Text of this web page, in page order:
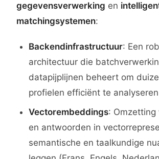
gegevensverwerking en
matchingsystemen:
Backendinfrastructuur: Een
architectuur die
datapijplijnen beheert om
profielen efficiënt te analyseren
Vectorembeddings: Omzetting
en antwoorden in
semantische en taalkundige